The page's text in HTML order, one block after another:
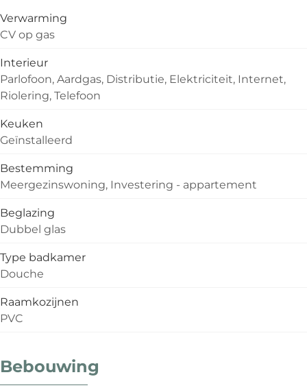
Verwarming
CV op gas
Interieur
Parlofoon, Aardgas, Distributie, Elektriciteit, Internet,
Riolering, Telefoon
Keuken
Geïnstalleerd
Bestemming
Meergezinswoning, Investering - appartement
Beglazing
Dubbel glas
Type badkamer
Douche
Raamkozijnen
PVC
Bebouwing